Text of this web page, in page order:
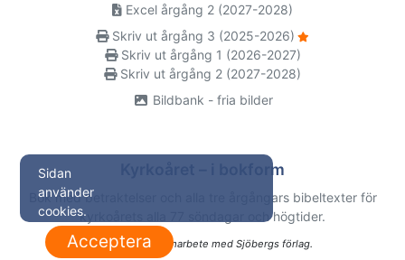
Excel årgång 2 (2027-2028)
Skriv ut årgång 3 (2025-2026)
Skriv ut årgång 1 (2026-2027)
Skriv ut årgång 2 (2027-2028)
Bildbank - fria bilder
Kyrkoåret – i bokform
Bok med betraktelser och alla tre årgångars bibeltexter för
kyrkoårets alla 77 söndagar och högtider.
Utgiven i samarbete med Sjöbergs förlag.
Sidan
använder
cookies.
Acceptera